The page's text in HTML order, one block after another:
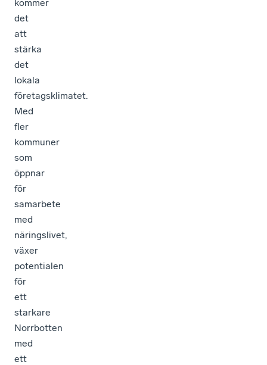
kommer
det
att
stärka
det
lokala
företagsklimatet.
Med
fler
kommuner
som
öppnar
för
samarbete
med
näringslivet,
växer
potentialen
för
ett
starkare
Norrbotten
med
ett